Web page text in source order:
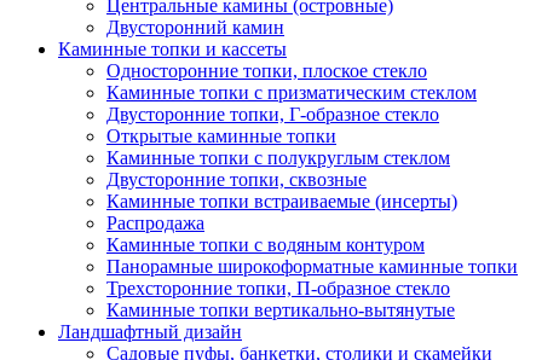
Центральные камины (островные)
Двусторонний камин
Каминные топки и кассеты
Односторонние топки, плоское стекло
Каминные топки с призматическим стеклом
Двусторонние топки, Г-образное стекло
Открытые каминные топки
Каминные топки с полукруглым стеклом
Двусторонние топки, сквозные
Каминные топки встраиваемые (инсерты)
Распродажа
Каминные топки с водяным контуром
Панорамные широкоформатные каминные топки
Трехсторонние топки, П-образное стекло
Каминные топки вертикально-вытянутые
Ландшафтный дизайн
Садовые пуфы, банкетки, столики и скамейки